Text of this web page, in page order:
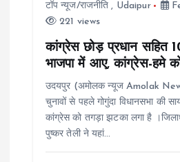
टॉप न्यूज/राजनीति , Udaipur
221 views
कांग्रेस छोड़ प्रधान सहित
भाजपा में आए, कांग्रेस-हमे
उदयपुर (अमोलक न्यूज Amolak
चुनावों से पहले गोगुंदा विधानसभा की
कांग्रेस को तगड़ा झटका लगा है
पुष्कर तेली ने यहां…